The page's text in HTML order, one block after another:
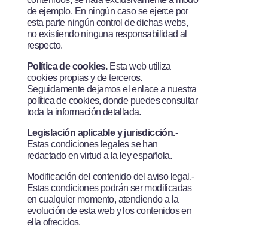
de ejemplo. En ningún caso se ejerce por
esta parte ningún control de dichas webs,
no existiendo ninguna responsabilidad al
respecto.
Política de cookies.­Esta web utiliza
cookies propias y de terceros.
Seguidamente dejamos el enlace a nuestra
política de cookies, donde puedes consultar
toda la información detallada.
Legislación aplicable y jurisdicción.­
Estas condiciones legales se han
redactado en virtud a la ley española.
Modificación del contenido del aviso legal.­
Estas condiciones podrán ser modificadas
en cualquier momento, atendiendo a la
evolución de esta web y los contenidos en
ella ofrecidos.